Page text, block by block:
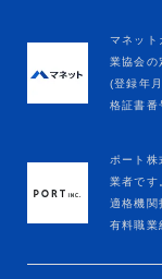
マネット
業協会の
(登録年
格証書
ポート株
業者です
適格機関
有料職